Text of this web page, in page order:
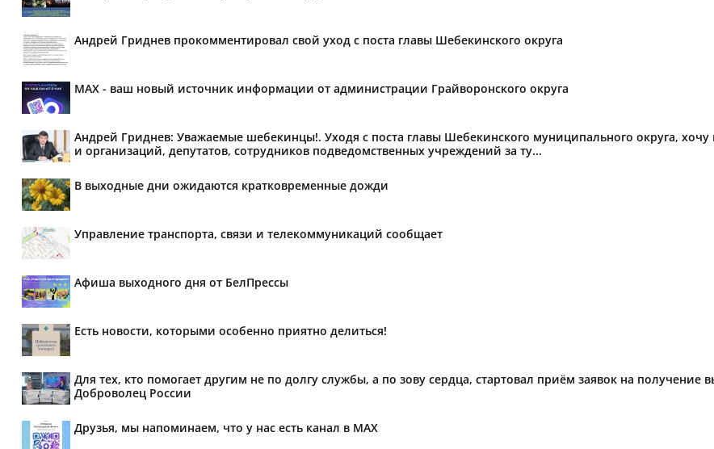
Андрей Гриднев прокомментировал свой уход с поста главы Шебекинского округа
MAX - ваш новый источник информации от администрации Грайворонского округа
Андрей Гриднев: Уважаемые шебекинцы!. Уходя с поста главы Шебекинского муниципального округа,
и организаций, депутатов, сотрудников подведомственных учреждений за ту...
В выходные дни ожидаются кратковременные дожди
Управление транспорта, связи и телекоммуникаций сообщает
Афиша выходного дня от БелПрессы
Есть новости, которыми особенно приятно делиться!
Для тех, кто помогает другим не по долгу службы, а по зову сердца, стартовал приём заявок на получение
Доброволец России
Друзья, мы напоминаем, что у нас есть канал в МАХ